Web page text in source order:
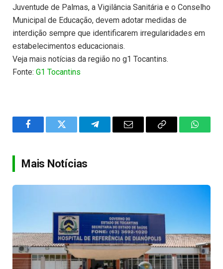
Juventude de Palmas, a Vigilância Sanitária e o Conselho
Municipal de Educação, devem adotar medidas de
interdição sempre que identificarem irregularidades em
estabelecimentos educacionais.
Veja mais notícias da região no g1 Tocantins.
Fonte: G1 Tocantins
FacebookTwitter TelegramEmail
Copy
Mais Notícias